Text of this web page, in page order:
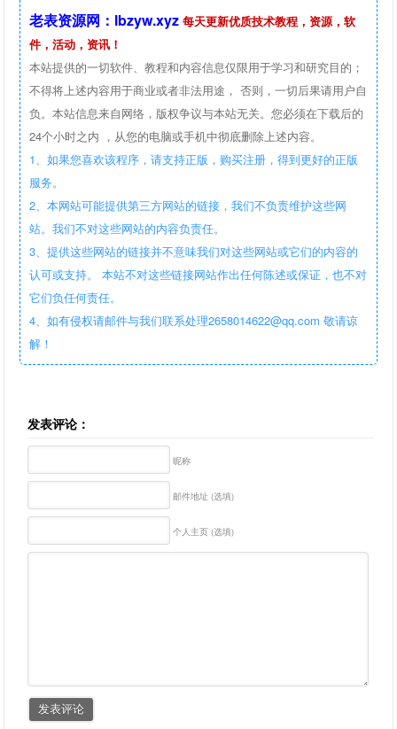
老表资源网：lbzyw.xyz 每天更新优质技术教程，资源，软
件，活动，资讯！
本站提供的一切软件、教程和内容信息仅限用于学习和研究目的；
不得将上述内容用于商业或者非法用途， 否则，一切后果请用户自
负。本站信息来自网络，版权争议与本站无关。您必须在下载后的
24个小时之内 ，从您的电脑或手机中彻底删除上述内容。
1、如果您喜欢该程序，请支持正版，购买注册，得到更好的正版
服务。
2、本网站可能提供第三方网站的链接，我们不负责维护这些网
站。我们不对这些网站的内容负责任。
3、提供这些网站的链接并不意味我们对这些网站或它们的内容的
认可或支持。 本站不对这些链接网站作出任何陈述或保证，也不对
它们负任何责任。
4、如有侵权请邮件与我们联系处理2658014622@qq.com 敬请谅
解！
发表评论：
昵称
邮件地址 (选填)
个人主页 (选填)